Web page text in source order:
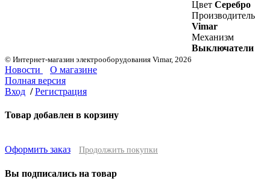
Цвет Серебро
Производитель
Vimar
Механизм
Выключатели
© Интернет-магазин электрооборудования Vimar, 2026
Новости
О магазине
Полная версия
Вход / Регистрация
Товар добавлен в корзину
Оформить заказ Продолжить покупки
Вы подписались на товар